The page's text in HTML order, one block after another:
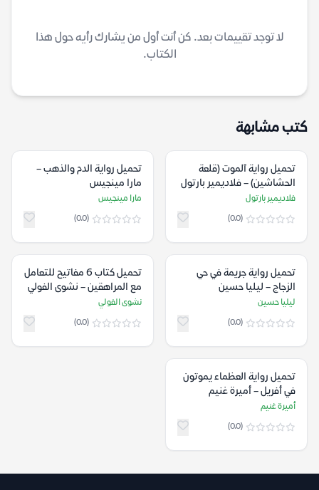
لا توجد تقييمات بعد. كن أنت أول من يشارك رأيه حول هذا
الكتاب.
كتب مشابهة
تحميل رواية آلموت (قلعة
الحشاشين) – فلاديمير بارتول
فلاديمير بارتول
(0.0)
تحميل رواية الدم والذهب –
مارا مينجيس
مارا مينجيس
(0.0)
تحميل رواية جريمة في حي
الزجاج – ليليا حسين
ليليا حسين
(0.0)
تحميل كتاب 6 مفاتيح للتعامل
مع المراهقين – نشوى الفولي
نشوى الفولي
(0.0)
تحميل رواية العظماء يموتون
في أفريل – أميرة غنيم
أميرة غنيم
(0.0)